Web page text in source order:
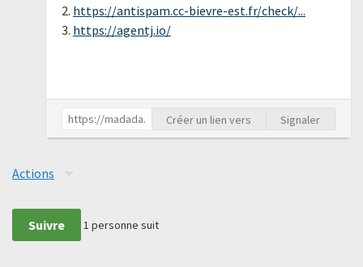
2. https://antispam.cc-bievre-est.fr/check/...
3. https://agentj.io/
Créer un lien vers Signaler
Actions
Suivre 1 personne suit